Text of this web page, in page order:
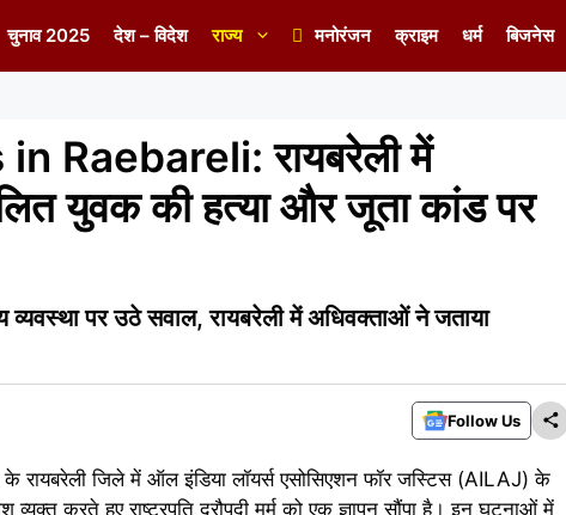
चुनाव 2025 देश – विदेश राज्य मनोरंजन क्राइम धर्म बिजनेस
Raebareli: रायबरेली में
युवक की हत्या और जूता कांड पर
पर उठे सवाल, रायबरेली में अधिवक्ताओं ने जताया
Follow Us
के रायबरेली जिले में ऑल इंडिया लॉयर्स एसोसिएशन फॉर जस्टिस (AILAJ) के
करते हुए राष्ट्रपति द्रौपदी मुर्मू को एक ज्ञापन सौंपा है। इन घटनाओं में